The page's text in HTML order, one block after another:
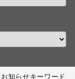
お知らせキーワード